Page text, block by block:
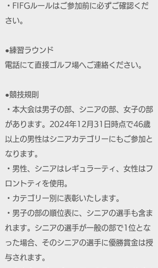
・FIFGルールはご参加前に必ずご確認くだ
さい。
●練習ラウンド
電話にて直接ゴルフ場へご連絡ください。
●競技規則
・本大会は男子の部、シニアの部、女子の部
があります。2024年12月31日時点で46歳
以上の男性はシニアカテゴリーにもご参加と
なります。
・男性、シニアはレギュラーティ、女性はフ
ロントティを使用。
・カテゴリー別に表彰いたします。
・男子の部の順位表に、シニアの選手も含ま
れます。シニアの選手が一般の部で1位とな
った場合、そのシニアの選手に優勝賞金は授
与されます。